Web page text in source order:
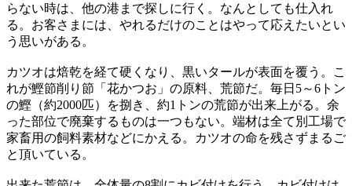
らない時は、他の港まで探しに行く。なんとしても仕入れ
る。お客さまには、やれるだけのことはやって応えたいとい
う思いがある。
カツオは焙乾を経て硬くなり、黒いタールが表面を覆う。こ
れが鰹節削り節「花かつお」の原料、荒節だ。毎日5～6トン
の鰹（約2000匹）を捌き、約1トンの荒節が出来上がる。余
った部位で廃棄するものは一つもない。端材は全て別工場で
家畜用の飼料素材などにかえる。カツオの命を残さずまるご
と頂いている。